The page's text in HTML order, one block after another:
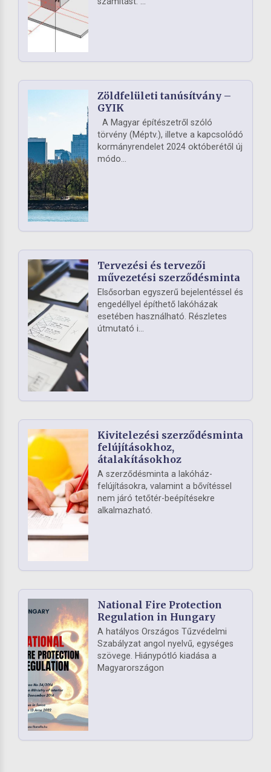
Zöldfelületi tanúsítvány –
GYIK
A Magyar építészetről szóló
törvény (Méptv.), illetve a kapcsolódó
kormányrendelet 2024 októberétől új
módo...
Tervezési és tervezői
művezetési szerződésminta
Elsősorban egyszerű bejelentéssel és
engedéllyel építhető lakóházak
esetében használható. Részletes
útmutató i...
Kivitelezési szerződésminta
felújításokhoz,
átalakításokhoz
A szerződésminta a lakóház-
felújításokra, valamint a bővítéssel
nem járó tetőtér-beépítésekre
alkalmazható.
National Fire Protection
Regulation in Hungary
A hatályos Országos Tűzvédelmi
Szabályzat angol nyelvű, egységes
szövege. Hiánypótló kiadása a
Magyarországon